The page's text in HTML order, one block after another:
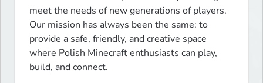
meet the needs of new generations of players.
Our mission has always been the same: to
provide a safe, friendly, and creative space
where Polish Minecraft enthusiasts can play,
build, and connect.